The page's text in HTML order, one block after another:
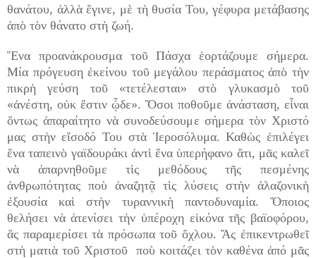
θανάτου, ἀλλὰ ἔγινε, μὲ τὴ θυσία Του, γέφυρα μετάβασης
ἀπὸ τὸν θάνατο στὴ ζωή.
Ἕνα προανάκρουσμα τοῦ Πάσχα ἑορτάζουμε σήμερα.
Μία πρόγευση ἐκείνου τοῦ μεγάλου περάσματος ἀπὸ τὴν
πικρὴ γεύση τοῦ «τετέλεσται» στὸ γλυκασμὸ τοῦ
«ἀνέστη, οὐκ ἔστιν ᾧδε». Ὅσοι ποθοῦμε ἀνάσταση, εἶναι
ὄντως ἀπαραίτητο νὰ συνοδεύσουμε σήμερα τὸν Χριστό
μας στὴν εἴσοδό Του στὰ Ἱεροσόλυμα. Καθὼς ἐπιλέγει
ἕνα ταπεινὸ γαϊδουράκι ἀντὶ ἕνα ὑπερήφανο ἄτι, μᾶς καλεῖ
νὰ ἀπαρνηθοῦμε τὶς μεθόδους τῆς πεσμένης
ἀνθρωπότητας ποὺ ἀναζητᾷ τὶς λύσεις στὴν ἀλαζονικὴ
ἐξουσία καὶ στὴν τυραννικὴ παντοδυναμία. Ὅποιος
θελήσει νὰ ἀτενίσει τὴν ὑπέροχη εἰκόνα τῆς βαϊοφόρου,
ἄς παραμερίσει τὰ πρόσωπα τοῦ ὄχλου. Ἄς ἐπικεντρωθεῖ
στὴ ματιὰ τοῦ Χριστοῦ ποὺ κοιτάζει τὸν καθένα ἀπό μᾶς